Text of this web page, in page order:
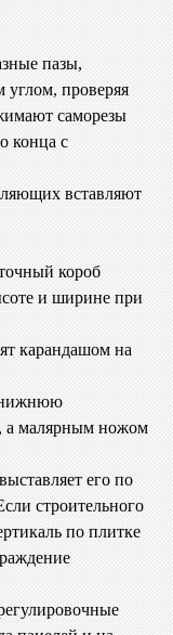
пазы,
проверяя
саморезы
конца с
вставляют
короб
и ширине при
карандашом на
нижнюю
а малярным ножом
его по
строительного
по плитке